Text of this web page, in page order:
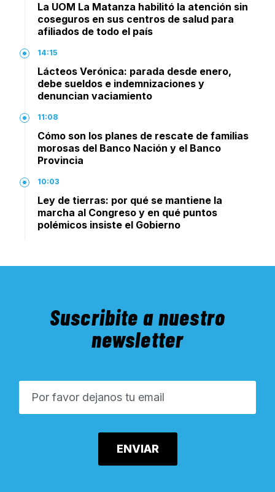
La UOM La Matanza habilitó la atención sin
coseguros en sus centros de salud para
afiliados de todo el país
14:15
Lácteos Verónica: parada desde enero,
debe sueldos e indemnizaciones y
denuncian vaciamiento
11:08
Cómo son los planes de rescate de familias
morosas del Banco Nación y el Banco
Provincia
10:03
Ley de tierras: por qué se mantiene la
marcha al Congreso y en qué puntos
polémicos insiste el Gobierno
Suscribite a nuestro
newsletter